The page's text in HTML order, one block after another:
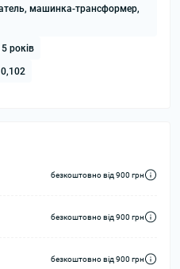
машинка-трансформер,
5 років
0,102
безкоштовно від 900 грн
безкоштовно від 900 грн
безкоштовно від 900 грн